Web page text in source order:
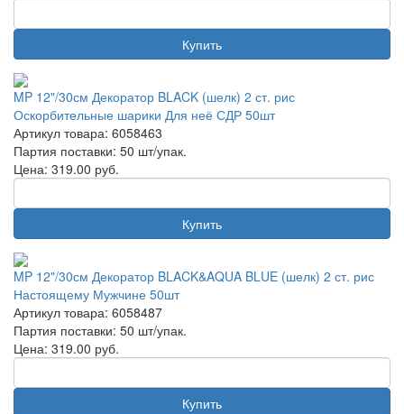
Купить
MP 12"/30см Декоратор BLACK (шелк) 2 ст. рис
Оскорбительные шарики Для неё СДР 50шт
Артикул товара: 6058463
Партия поставки: 50 шт/упак.
Цена: 319.00 руб.
Купить
MP 12"/30см Декоратор BLACK&AQUA BLUE (шелк) 2 ст. рис
Настоящему Мужчине 50шт
Артикул товара: 6058487
Партия поставки: 50 шт/упак.
Цена: 319.00 руб.
Купить